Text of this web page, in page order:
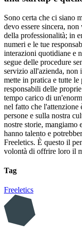
Sono certa che ci siano
devo essere sincera,
della professionalità; in
numeri e le tue
interazioni quotidiane e
segue delle procedure
servizio all'azienda, non
mette in pratica e tutte
responsabili delle
tempo carico di
nel fatto che l'attenzione
persone e sulla nostra
nostre storie, mangiamo
hanno talento e
Freeletics. È questo il
volontà di offrire loro il
Tag
Freeletics